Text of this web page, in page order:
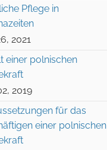
Pflege in
2021
einer polnischen
2019
für das
einer polnischen